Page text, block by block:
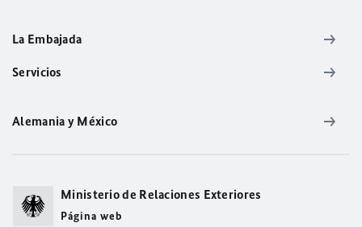
La Embajada
Servicios
Alemania y México
Ministerio de Relaciones Exteriores
Página web